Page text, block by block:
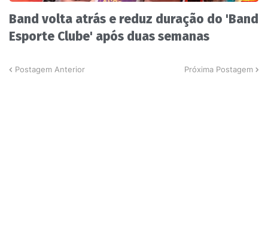
Band volta atrás e reduz duração do 'Band
Esporte Clube' após duas semanas
Postagem Anterior Próxima Postagem